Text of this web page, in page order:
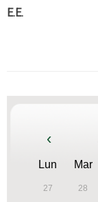
E.E.
‹
Lun Mar
27 28